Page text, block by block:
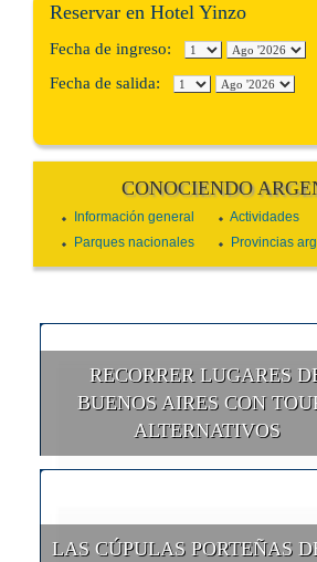
Reservar en Hotel Yinzo
Fecha de ingreso:
Fecha de salida:
CONOCIENDO
Información general
Actividades
Parques nacionales
Provincias
RECORRER LUGARES
BUENOS AIRES CON
ALTERNATIVOS
LAS CÚPULAS PORTEÑAS